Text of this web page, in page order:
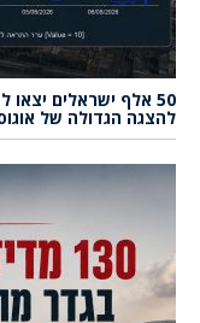
50 אלף ישראלים
להצגה הגדולה של